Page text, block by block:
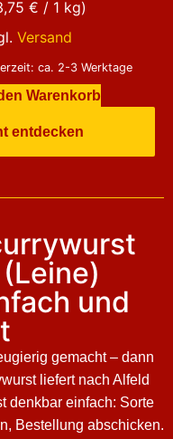
€ / 1 kg)
Versand
ca. 2-3 Werktage
Warenkorb
entdecken
und
gemacht – dann
liefert nach Alfeld
denkbar einfach: Sorte
Bestellung abschicken.